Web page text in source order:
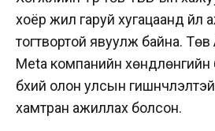
хоёр жил гаруй хугацаанд үйл
тогтвортой явуулж байна. Төв
Меtа компанийн хөндлөнгийн
бүхий олон улсын
хамтран ажиллах болсон.